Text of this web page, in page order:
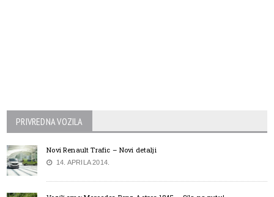
PRIVREDNA VOZILA
Novi Renault Trafic – Novi detalji
14. APRILA 2014.